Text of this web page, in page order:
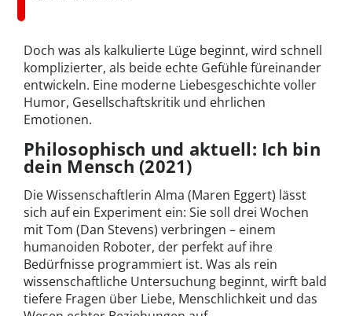
Doch was als kalkulierte Lüge beginnt, wird schnell
komplizierter, als beide echte Gefühle füreinander
entwickeln. Eine moderne Liebesgeschichte voller
Humor, Gesellschaftskritik und ehrlichen
Emotionen.
Philosophisch und aktuell: Ich bin
dein Mensch (2021)
Die Wissenschaftlerin Alma (Maren Eggert) lässt
sich auf ein Experiment ein: Sie soll drei Wochen
mit Tom (Dan Stevens) verbringen – einem
humanoiden Roboter, der perfekt auf ihre
Bedürfnisse programmiert ist. Was als rein
wissenschaftliche Untersuchung beginnt, wirft bald
tiefere Fragen über Liebe, Menschlichkeit und das